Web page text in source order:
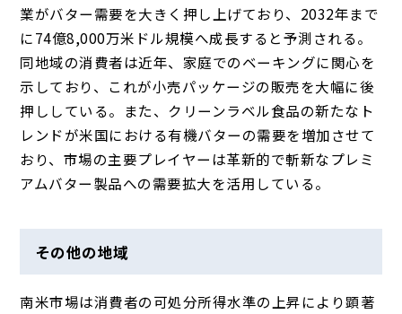
業がバター需要を大きく押し上げており、2032年まで
に74億8,000万米ドル規模へ成長すると予測される。
同地域の消費者は近年、家庭でのベーキングに関心を
示しており、これが小売パッケージの販売を大幅に後
押ししている。また、クリーンラベル食品の新たなト
レンドが米国における有機バターの需要を増加させて
おり、市場の主要プレイヤーは革新的で斬新なプレミ
アムバター製品への需要拡大を活用している。
その他の地域
南米市場は消費者の可処分所得水準の上昇により顕著